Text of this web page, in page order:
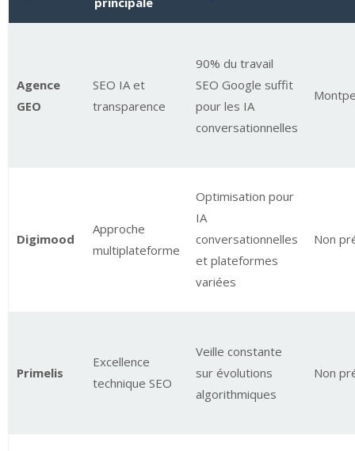
Agence
GEO
SEO IA et
transparence
90% du travail
SEO Google suffit
pour les IA
conversationnelles
Digimood
Approche
multiplateforme
Optimisation pour
IA
conversationnelles
et plateformes
variées
Non
Primelis
Excellence
technique SEO
Veille constante
sur évolutions
algorithmiques
Non